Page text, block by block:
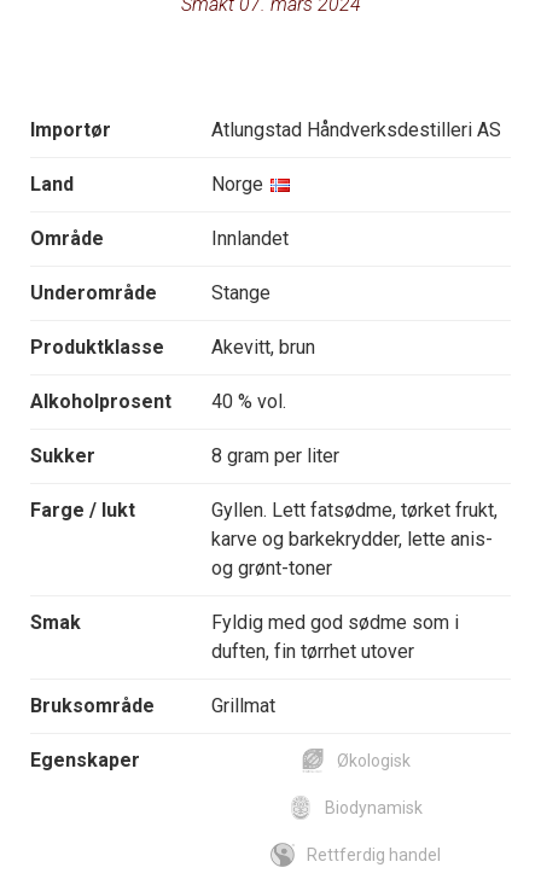
Importør Atlungstad Håndverksdestilleri AS
Land Norge
Område Innlandet
Underområde Stange
Produktklasse Akevitt, brun
Alkoholprosent 40 % vol.
Sukker 8 gram per liter
Farge / lukt
Gyllen. Lett fatsødme, tørket frukt,
karve og barkekrydder, lette anis-
og grønt-toner
Smak
Fyldig med god sødme som i
duften, fin tørrhet utover
Bruksområde Grillmat
Egenskaper Økologisk
Biodynamisk
Rettferdig handel